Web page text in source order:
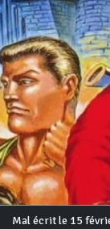
Mal écrit le 15